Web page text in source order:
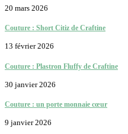
20 mars 2026
Couture : Short Citiz de Craftine
13 février 2026
Couture : Plastron Fluffy de Craftine
30 janvier 2026
Couture : un porte monnaie cœur
9 janvier 2026